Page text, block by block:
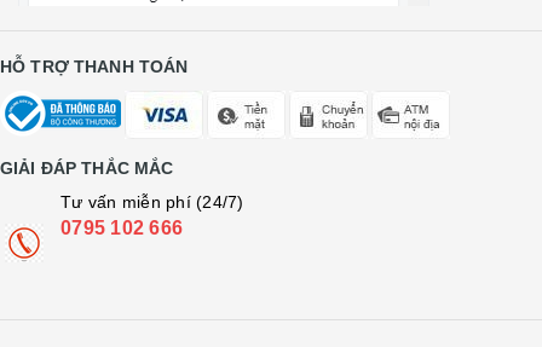
HỖ TRỢ THANH TOÁN
GIẢI ĐÁP THẮC MẮC
Tư vấn miễn phí (24/7)
0795 102 666